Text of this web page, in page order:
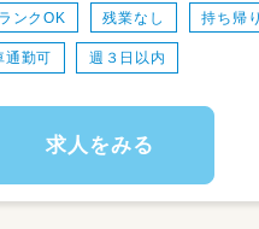
遊びやお散歩、戸外活動での安全
介助、お着替え、トイレなどの
屋の清掃、おもちゃの消毒など、
えに来られた保護者様への簡単
ンクOK 残業なし 持ち帰
通勤可 週３日以内
求人をみる